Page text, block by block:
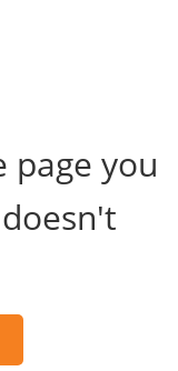
page you